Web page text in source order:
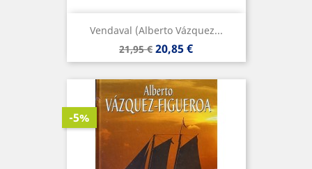
Vendaval (Alberto Vázquez...
Precio
base
21,95 € Precio
20,85 €
-5%